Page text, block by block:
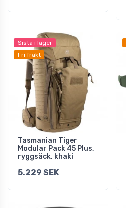
Sista i lager
Fri frakt
Tasmanian Tiger
Modular Pack 45 Plus,
ryggsäck, khaki
5.229 SEK